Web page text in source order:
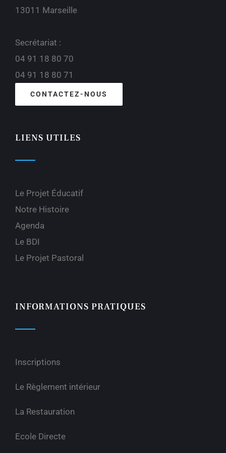
13011 Marseille
Secrétariat :
04 91 18 80 70
04 91 18 80 71
CONTACTEZ-NOUS
LIENS UTILES
Le Projet Éducatif
Notre Histoire
Agenda
Le BDI
Le Projet Pastoral
INFORMATIONS PRATIQUES
Inscriptions
Le Règlement intérieur
La Restauration
Ecole Directe